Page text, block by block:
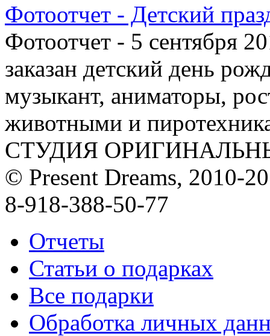
Фотоотчет - Детский
Фотоотчет - 5 сентября
заказан детский день
музыкант, аниматоры,
животными и
СТУДИЯ
© Present Dreams, 2010-
8-918-388-50-77
Отчеты
Статьи о подарках
Все подарки
Обработка личных